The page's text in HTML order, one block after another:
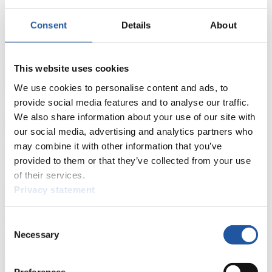
Consent Details About
This website uses cookies
We use cookies to personalise content and ads, to
provide social media features and to analyse our traffic.
We also share information about your use of our site with
our social media, advertising and analytics partners who
may combine it with other information that you’ve
provided to them or that they’ve collected from your use
of their services.
Privacy statement
Selection
Necessary
FIL LIVE TV
Tippspiel
Naturbahn
Zielgruppen Anzeigen
Für Presse- und Medienvertreter
Hier finden Sie Informationen für Presse- und Medienvertreter. Sie
haben Zugriff auf Athletenbiographien und Informationen zu
beantragen, die Grundregeln des Rennrodelsports einsehen und
>> Weiter